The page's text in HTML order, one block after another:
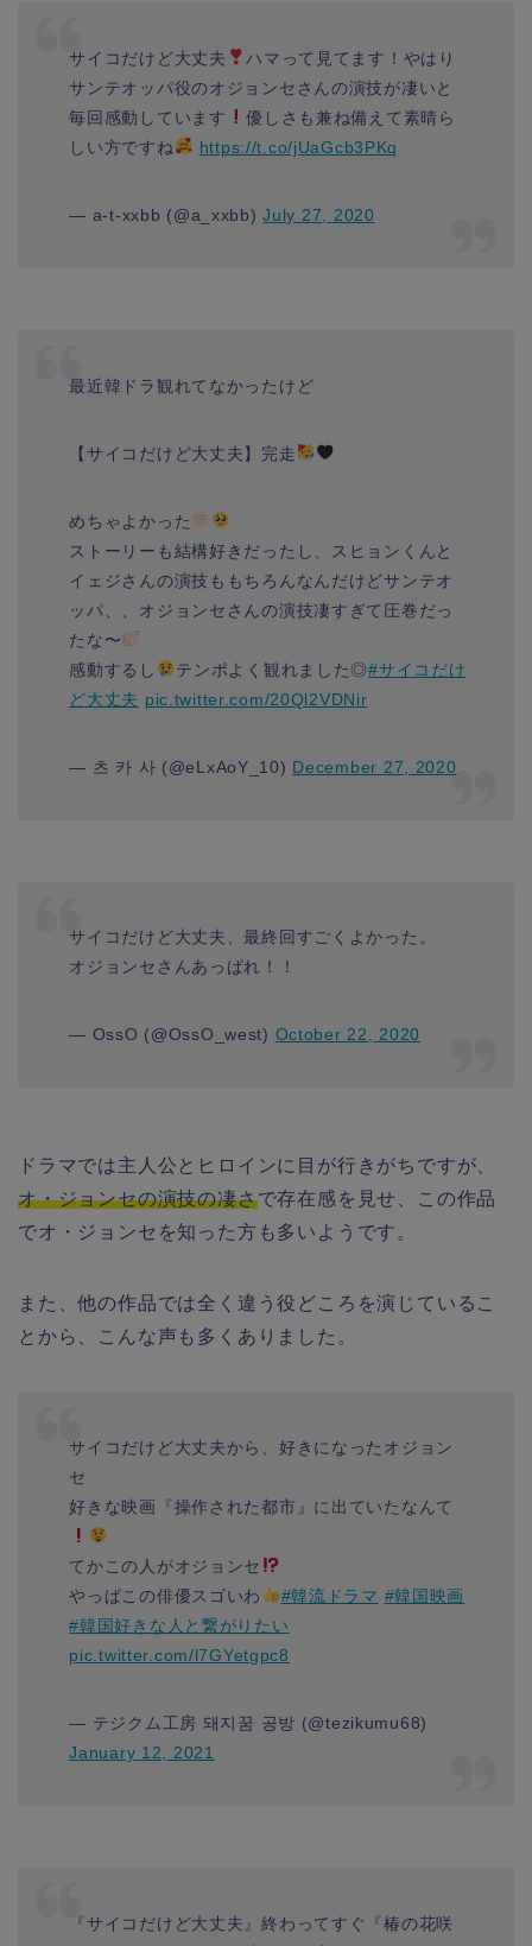
サイコだけど大丈夫
ハマって見てます！やはり
サンテオッパ役のオジョンセさんの演技が凄いと
毎回感動しています
優しさも兼ね備えて素晴ら
しい方ですね
https://t.co/jUaGcb3PKq
— a-t-xxbb (@a_xxbb)July 27, 2020
最近韓ドラ観れてなかったけど
【サイコだけど大丈夫】完走
めちゃよかった
ストーリーも結構好きだったし、スヒョンくんと
イェジさんの演技ももちろんなんだけどサンテオ
ッパ、、オジョンセさんの演技凄すぎて圧巻だっ
たな〜
感動するし
テンポよく観れました◎#サイコだけ
ど大丈夫 pic.twitter.com/20Ql2VDNir
— 츠 카 사 (@eLxAoY_10) December 27, 2020
サイコだけど大丈夫、最終回すごくよかった。
オジョンセさんあっぱれ！！
— OssO (@OssO_west) October 22, 2020
ドラマでは主人公とヒロインに目が行きがちですが、
オ・ジョンセの演技の凄さで存在感を見せ、この作品
でオ・ジョンセを知った方も多いようです。
また、他の作品では全く違う役どころを演じているこ
とから、こんな声も多くありました。
サイコだけど大丈夫から、好きになったオジョン
セ
好きな映画『操作された都市』に出ていたなんて
てかこの人がオジョンセ
やっぱこの俳優スゴいわ
#韓流ドラマ #韓国映画
#韓国好きな人と繋がりたい
pic.twitter.com/l7GYetgpc8
— テジクム工房 돼지꿈 공방 (@tezikumu68)
January 12, 2021
『サイコだけど大丈夫』終わってすぐ『椿の花咲